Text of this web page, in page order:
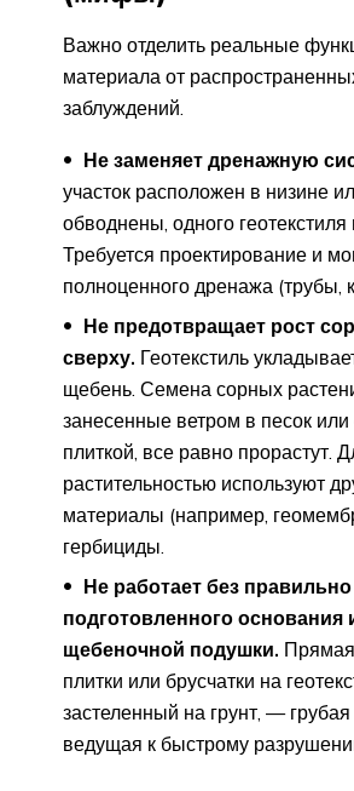
Важно отделить реальные
материала от
заблуждений.
Не заменяет дренажную
участок расположен в низине
обводнены, одного геотекстиля
Требуется проектирование и
полноценного дренажа (трубы,
Не предотвращает рост
сверху. Геотекстиль
щебень. Семена сорных
занесенные ветром в песок
плиткой, все равно прорастут.
растительностью используют
материалы (например,
гербициды.
Не работает без правильно
подготовленного основания
щебеночной подушки.
плитки или брусчатки на
застеленный на грунт, —
ведущая к быстрому